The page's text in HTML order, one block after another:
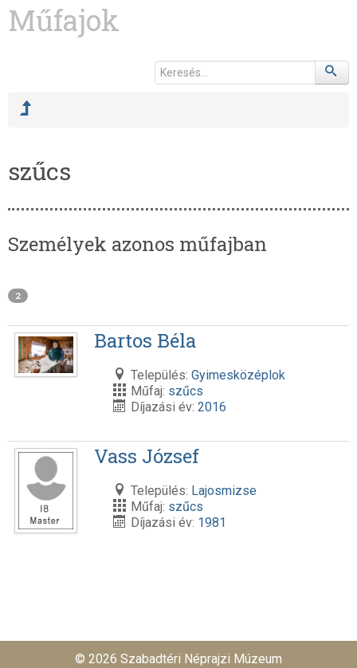
Műfajok
szűcs
Személyek azonos műfajban
2
Bartos Béla
Település: Gyimesközéplok
Műfaj: szűcs
Díjazási év: 2016
Vass József
Település: Lajosmizse
Műfaj: szűcs
Díjazási év: 1981
© 2026 Szabadtéri Néprajzi Múzeum